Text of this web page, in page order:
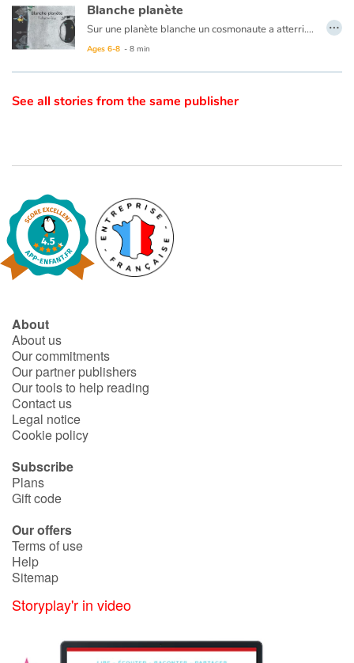
Catalogue anglais
Contraste +
Family
Schools
Videos & Tutorials
Blog
Learn french with Storyplay'r
French book lists for children
Activities and workshops
Blanche planète
Sur une planète blanche un cosmonaute a atterri. Il va explorer les lieux et découvrir ses habitants et leur mode de vie qui n'est pas sans rappeler le nôtre et pour cause…
Ages 6-8 - 8 min
…
See all stories from the same publisher
About
About us
Our commitments
Our partner publishers
Our tools to help reading
Contact us
Legal notice
Cookie policy
Subscribe
Plans
Gift code
Our offers
Terms of use
Help
Sitemap
Storyplay'r in video